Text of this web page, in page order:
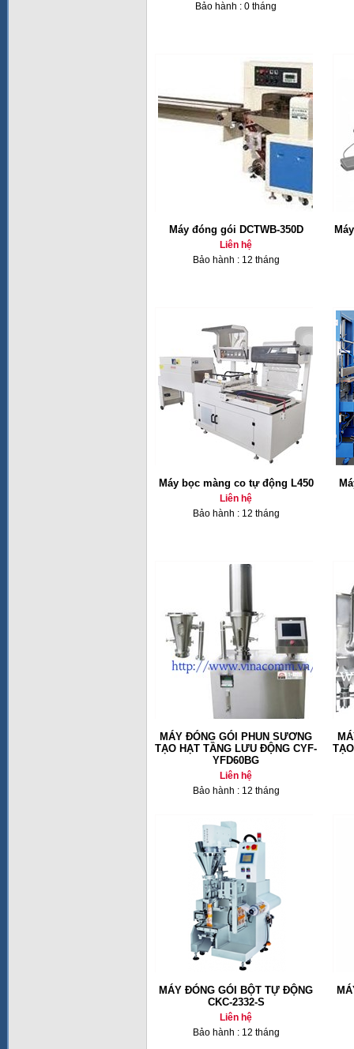
Bảo hành : 0 tháng
Máy đóng gói DCTWB-350D
Liên hệ
Bảo hành : 12 tháng
Máy bọc màng co tự động L450
Liên hệ
Bảo hành : 12 tháng
MÁY ĐÓNG GÓI PHUN SƯƠNG
TẠO HẠT TẦNG LƯU ĐỘNG CYF-
YFD60BG
Liên hệ
Bảo hành : 12 tháng
MÁY ĐÓNG GÓI BỘT TỰ ĐỘNG
CKC-2332-S
Liên hệ
Bảo hành : 12 tháng